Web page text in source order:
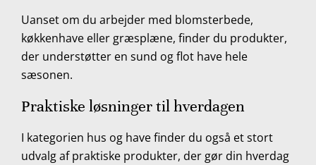
Uanset om du arbejder med blomsterbede,
køkkenhave eller græsplæne, finder du produkter,
der understøtter en sund og flot have hele
sæsonen.
Praktiske løsninger til hverdagen
I kategorien hus og have finder du også et stort
udvalg af praktiske produkter, der gør din hverdag